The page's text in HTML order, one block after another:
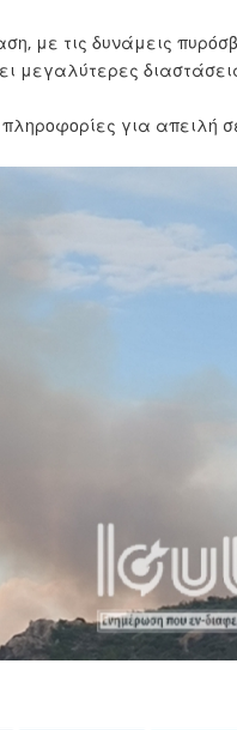
με τις δυνάμεις
μεγαλύτερες
για απειλή